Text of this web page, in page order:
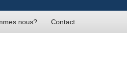
nous? Contact